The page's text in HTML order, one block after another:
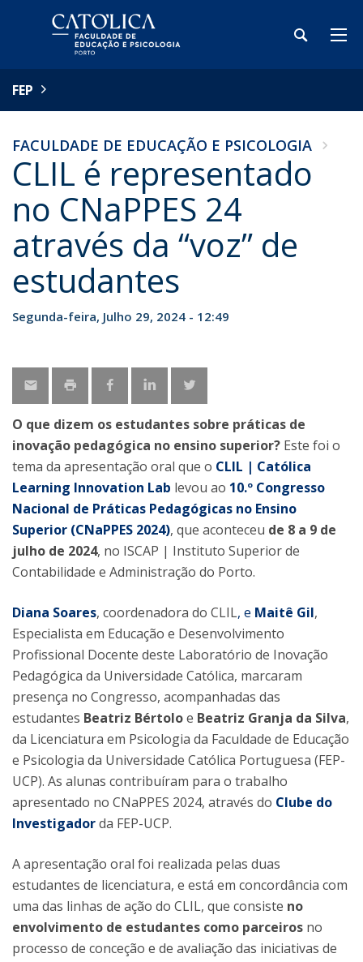
FEP
FACULDADE DE EDUCAÇÃO E PSICOLOGIA
CLIL é representado
no CNaPPES 24
através da “voz” de
estudantes
Segunda-feira, Julho 29, 2024 - 12:49
O que dizem os estudantes sobre práticas de
inovação pedagógica no ensino superior? Este foi o
tema da apresentação oral que o CLIL | Católica
Learning Innovation Lab levou ao 10.º Congresso
Nacional de Práticas Pedagógicas no Ensino
Superior (CNaPPES 2024), que aconteceu de 8 a 9 de
julho de 2024, no ISCAP | Instituto Superior de
Contabilidade e Administração do Porto.
Diana Soares, coordenadora do CLIL, e Maitê Gil,
Especialista em Educação e Desenvolvimento
Profissional Docente deste Laboratório de Inovação
Pedagógica da Universidade Católica, marcaram
presença no Congresso, acompanhadas das
estudantes Beatriz Bértoloe Beatriz Granja da Silva,
da Licenciatura em Psicologia da Faculdade de Educação
e Psicologia da Universidade Católica Portuguesa (FEP-
UCP). As alunas contribuíram para o trabalho
apresentado no CNaPPES 2024, através do Clube do
Investigadorda FEP-UCP.
A apresentação oral foi realizada pelas duas
estudantes de licenciatura, e está em concordância com
uma das linhas de ação do CLIL, que consiste no
envolvimento de estudantes como parceiros no
processo de conceção e de avaliação das iniciativas de